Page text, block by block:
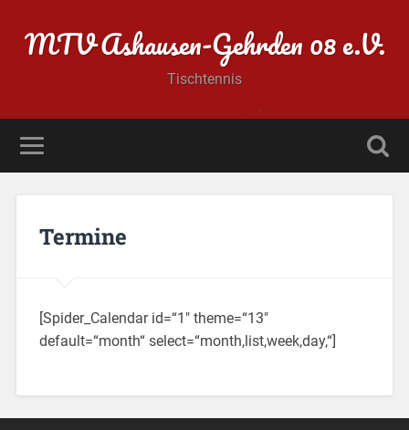
MTV Ashausen-Gehrden 08 e.V.
Tischtennis
Termine
[Spider_Calendar id=“1″ theme=“13″
default=“month“ select=“month,list,week,day,“]